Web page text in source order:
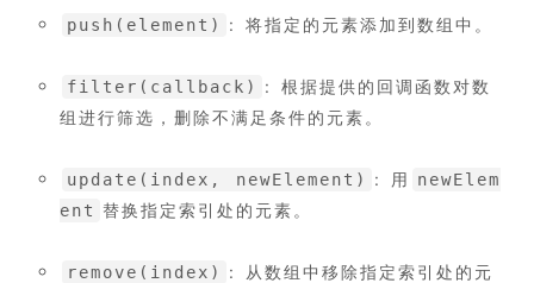
push(element) : 将指定的元素添加到数组中。
filter(callback)
: 根据提供的回调函数对数
组进行筛选，删除不满足条件的元素。
update(index, newElement) : 用
newElem
ent 替换指定索引处的元素。
remove(index)
: 从数组中移除指定索引处的元